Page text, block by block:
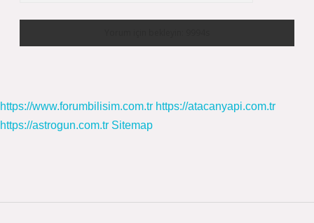
https://www.forumbilisim.com.tr https://atacanyapi.com.tr
https://astrogun.com.tr Sitemap